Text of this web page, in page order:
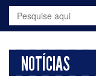
NOTÍCIAS